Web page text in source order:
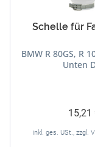
Schelle für
BMW R 80GS, R
Unten
15,21
inkl. ges. USt., zzgl.